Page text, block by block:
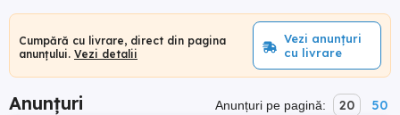
Cumpără cu livrare, direct din pagina
anunțului. Vezi detalii
Vezi anunțuri
cu livrare
Anunțuri Anunțuri pe pagină: 20 50